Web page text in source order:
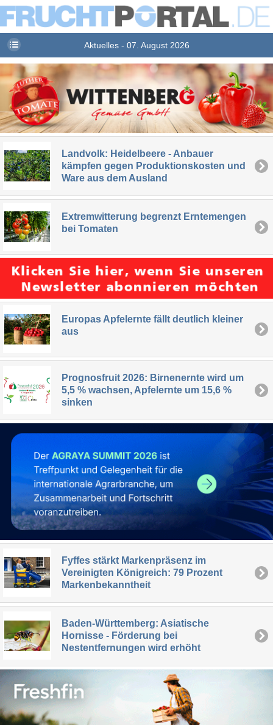
Aktuelles - 07. August 2026
Landvolk: Heidelbeere - Anbauer
kämpfen gegen Produktionskosten und
Ware aus dem Ausland
Extremwitterung begrenzt Erntemengen
bei Tomaten
Europas Apfelernte fällt deutlich kleiner
aus
Prognosfruit 2026: Birnenernte wird um
5,5 % wachsen, Apfelernte um 15,6 %
sinken
Fyffes stärkt Markenpräsenz im
Vereinigten Königreich: 79 Prozent
Markenbekanntheit
Baden-Württemberg: Asiatische
Hornisse - Förderung bei
Nestentfernungen wird erhöht